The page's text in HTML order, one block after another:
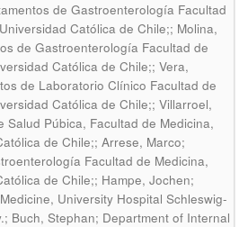
de Gastroenterología Facultad
Católica de Chile;; Molina,
de Gastroenterología Facultad de
Católica de Chile;; Vera,
de Laboratorio Clínico Facultad de
Católica de Chile;; Villarroel,
Salud Púbica, Facultad de Medicina,
de Chile;; Arrese, Marco;
Facultad de Medicina,
de Chile;; Hampe, Jochen;
University Hospital Schleswig-
Buch, Stephan; Department of Internal